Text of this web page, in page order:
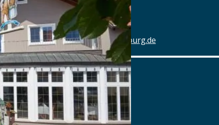
Tel.: Tel.: 0941-4637770
Details
www.hotel-schlachthof-regensburg.de
Alter Wirt
Marktplatz 1, 82031 Grünwald
Tel.: Tel.: 089-6419340